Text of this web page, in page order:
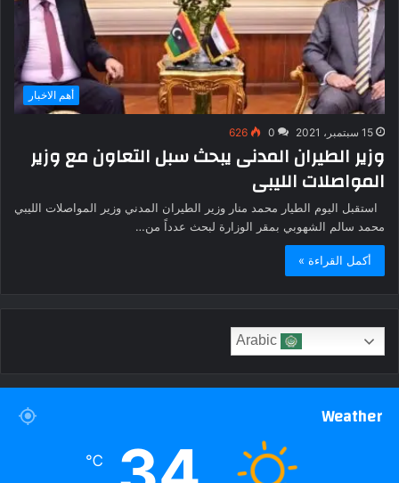
أهم الاخبار
15 سبتمبر، 2021 0
626
وزير الطيران المدنى يبحث سبل التعاون مع وزير
المواصلات الليبى
استقبل اليوم الطيار محمد منار وزير الطيران المدني وزير المواصلات الليبي
محمد سالم الشهوبي بمقر الوزارة لبحث عدداً من…
أكمل القراءة »
Weather
℃